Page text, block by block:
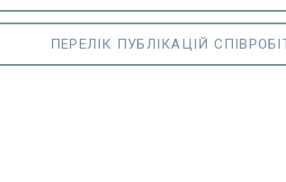
ПЕРЕЛІК ПУБЛІКАЦІЙ